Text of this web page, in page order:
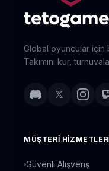
Global oyuncular
Takımını kur,
MÜŞTERI
Güvenli Alışveriş